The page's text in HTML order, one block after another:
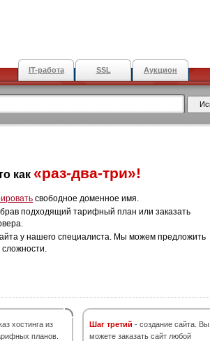
IT-работа SSL Аукцион
как «раз-два-три»!
свободное доменное имя.
подходящий тарифный план или заказать
у нашего специалиста. Мы можем предложить
хостинга из
планов.
Шаг третий - создание сайта. Вы
можете заказать сайт любой